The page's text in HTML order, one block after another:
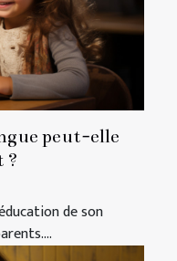
peut-elle
?
de son